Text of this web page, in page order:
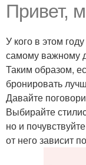
Привет,
У кого в этом
самому важному
Таким образом,
бронировать
Давайте
Выбирайте
но и
от него зависит